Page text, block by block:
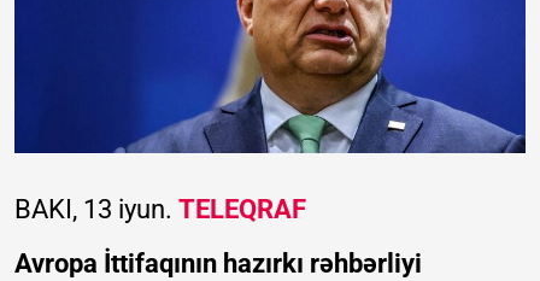
BAKI, 13 iyun. TELEQRAF
Avropa İttifaqının hazırkı rəhbərliyi